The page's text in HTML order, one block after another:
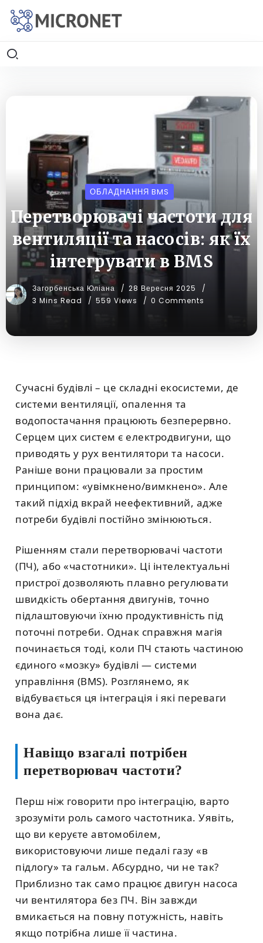
ОБЛАДНАННЯ BMS
Перетворювачі частоти для
вентиляції та насосів: як їх
інтегрувати в BMS
Загорбенська Юліана
28 Вересня 2025
3 Mins Read
559 Views 0 Comments
Сучасні будівлі – це складні екосистеми, де
системи вентиляції, опалення та
водопостачання працюють безперервно.
Серцем цих систем є електродвигуни, що
приводять у рух вентилятори та насоси.
Раніше вони працювали за простим
принципом: «увімкнено/вимкнено». Але
такий підхід вкрай неефективний, адже
потреби будівлі постійно змінюються.
Рішенням стали перетворювачі частоти
(ПЧ), або «частотники». Ці інтелектуальні
пристрої дозволяють плавно регулювати
швидкість обертання двигунів, точно
підлаштовуючи їхню продуктивність під
поточні потреби. Однак справжня магія
починається тоді, коли ПЧ стають частиною
єдиного «мозку» будівлі — системи
управління (BMS). Розглянемо, як
відбувається ця інтеграція і які переваги
вона дає.
Навіщо взагалі потрібен
перетворювач частоти?
Перш ніж говорити про інтеграцію, варто
зрозуміти роль самого частотника. Уявіть,
що ви керуєте автомобілем,
використовуючи лише педалі газу «в
підлогу» та гальм. Абсурдно, чи не так?
Приблизно так само працює двигун насоса
чи вентилятора без ПЧ. Він завжди
вмикається на повну потужність, навіть
якщо потрібна лише її частина.